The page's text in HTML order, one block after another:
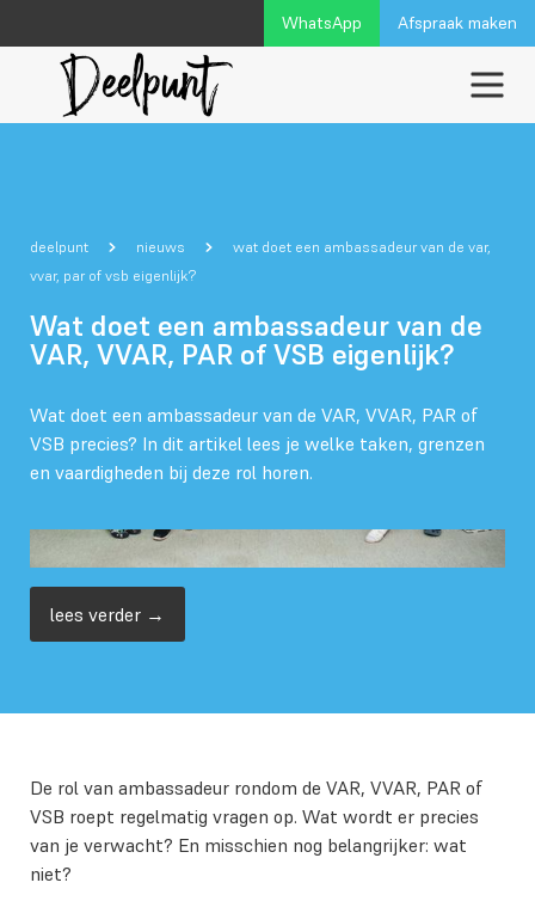
WhatsApp Afspraak maken
deelpunt nieuws
wat doet een ambassadeur van de var,
vvar, par of vsb eigenlijk?
Wat doet een ambassadeur van de
VAR, VVAR, PAR of VSB eigenlijk?
Wat doet een ambassadeur van de VAR, VVAR, PAR of
VSB precies? In dit artikel lees je welke taken, grenzen
en vaardigheden bij deze rol horen.
lees verder →
De rol van ambassadeur rondom de VAR, VVAR, PAR of
VSB roept regelmatig vragen op. Wat wordt er precies
van je verwacht? En misschien nog belangrijker: wat
niet?